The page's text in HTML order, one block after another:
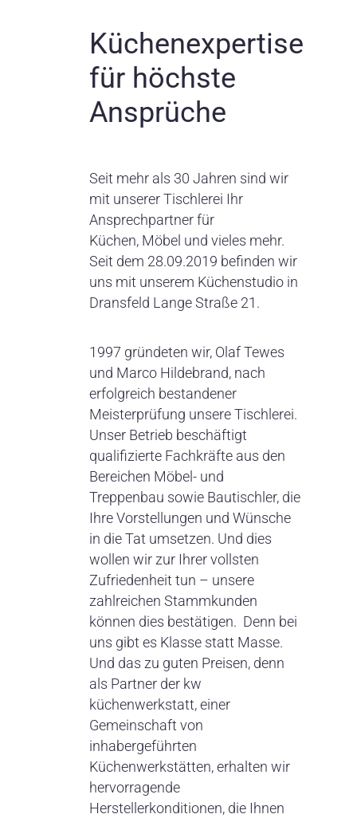
Küchenexpertise
für höchste
Ansprüche
Seit mehr als 30 Jahren sind wir
mit unserer Tischlerei Ihr
Ansprechpartner für
Küchen, Möbel und vieles mehr.
Seit dem 28.09.2019 befinden wir
uns mit unserem Küchenstudio in
Dransfeld Lange Straße 21.
1997 gründeten wir, Olaf Tewes
und Marco Hildebrand, nach
erfolgreich bestandener
Meisterprüfung unsere Tischlerei.
Unser Betrieb beschäftigt
qualifizierte Fachkräfte aus den
Bereichen Möbel- und
Treppenbau sowie Bautischler, die
Ihre Vorstellungen und Wünsche
in die Tat umsetzen. Und dies
wollen wir zur Ihrer vollsten
Zufriedenheit tun – unsere
zahlreichen Stammkunden
können dies bestätigen. Denn bei
uns gibt es Klasse statt Masse.
Und das zu guten Preisen, denn
als Partner der kw
küchenwerkstatt, einer
Gemeinschaft von
inhabergeführten
Küchenwerkstätten, erhalten wir
hervorragende
Herstellerkonditionen, die Ihnen